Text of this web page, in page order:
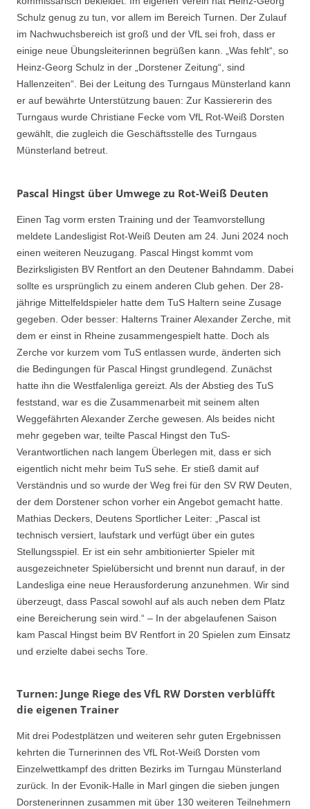
Schulz genug zu tun, vor allem im Bereich Turnen. Der Zulauf
im Nachwuchsbereich ist groß und der VfL sei froh, dass er
einige neue Übungsleiterinnen begrüßen kann. „Was fehlt“, so
Heinz-Georg Schulz in der „Dorstener Zeitung“, sind
Hallenzeiten“. Bei der Leitung des Turngaus Münsterland kann
er auf bewährte Unterstützung bauen: Zur Kassiererin des
Turngaus wurde Christiane Fecke vom VfL Rot-Weiß Dorsten
gewählt, die zugleich die Geschäftsstelle des Turngaus
Münsterland betreut.
Pascal Hingst über Umwege zu Rot-Weiß Deuten
Einen Tag vorm ersten Training und der Teamvorstellung
meldete Landesligist Rot-Weiß Deuten am 24. Juni 2024 noch
einen weiteren Neuzugang. Pascal Hingst kommt vom
Bezirksligisten BV Rentfort an den Deutener Bahndamm. Dabei
sollte es ursprünglich zu einem anderen Club gehen. Der 28-
jährige Mittelfeldspieler hatte dem TuS Haltern seine Zusage
gegeben. Oder besser: Halterns Trainer Alexander Zerche, mit
dem er einst in Rheine zusammengespielt hatte. Doch als
Zerche vor kurzem vom TuS entlassen wurde, änderten sich
die Bedingungen für Pascal Hingst grundlegend. Zunächst
hatte ihn die Westfalenliga gereizt. Als der Abstieg des TuS
feststand, war es die Zusammenarbeit mit seinem alten
Weggefährten Alexander Zerche gewesen. Als beides nicht
mehr gegeben war, teilte Pascal Hingst den TuS-
Verantwortlichen nach langem Überlegen mit, dass er sich
eigentlich nicht mehr beim TuS sehe. Er stieß damit auf
Verständnis und so wurde der Weg frei für den SV RW Deuten,
der dem Dorstener schon vorher ein Angebot gemacht hatte.
Mathias Deckers, Deutens Sportlicher Leiter: „Pascal ist
technisch versiert, laufstark und verfügt über ein gutes
Stellungsspiel. Er ist ein sehr ambitionierter Spieler mit
ausgezeichneter Spielübersicht und brennt nun darauf, in der
Landesliga eine neue Herausforderung anzunehmen. Wir sind
überzeugt, dass Pascal sowohl auf als auch neben dem Platz
eine Bereicherung sein wird.“ – In der abgelaufenen Saison
kam Pascal Hingst beim BV Rentfort in 20 Spielen zum Einsatz
und erzielte dabei sechs Tore.
Turnen: Junge Riege des VfL RW Dorsten verblüfft
die eigenen Trainer
Mit drei Podestplätzen und weiteren sehr guten Ergebnissen
kehrten die Turnerinnen des VfL Rot-Weiß Dorsten vom
Einzelwettkampf des dritten Bezirks im Turngau Münsterland
zurück. In der Evonik-Halle in Marl gingen die sieben jungen
Dorstenerinnen zusammen mit über 130 weiteren Teilnehmern